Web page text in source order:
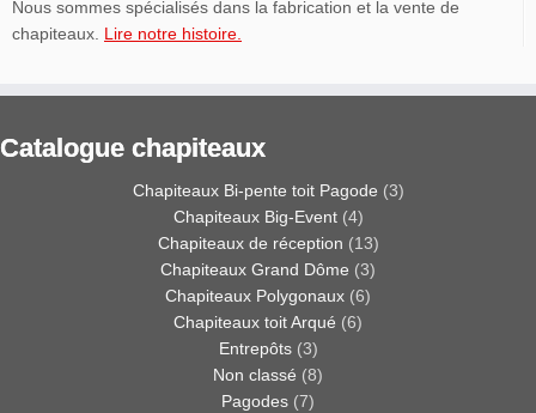
Nous sommes spécialisés dans la fabrication et la vente de
chapiteaux. Lire notre histoire.
Catalogue chapiteaux
Chapiteaux Bi-pente toit Pagode (3)
Chapiteaux Big-Event (4)
Chapiteaux de réception (13)
Chapiteaux Grand Dôme (3)
Chapiteaux Polygonaux (6)
Chapiteaux toit Arqué (6)
Entrepôts (3)
Non classé (8)
Pagodes (7)